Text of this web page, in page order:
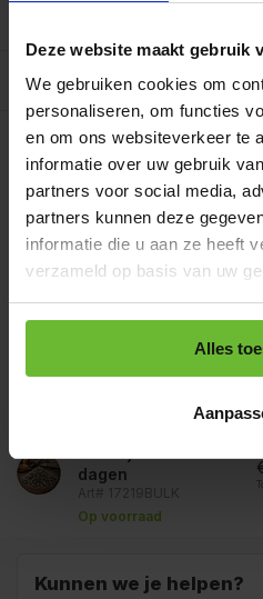
Deze website maakt gebruik
We gebruiken cookies om
personaliseren, om functies
en om ons websiteverkeer te
informatie over uw gebruik
partners voor social media,
partners kunnen deze
informatie die u aan ze heeft
verzameld op basis van uw
Alles
Allergenen/
Op werkdagen voor 15.00
verzonden.
Zakje 60 gram
Art# 17219S
Op voorraad
Strooibus 200 gram
Art# 17219Z
Op voorraad
dagen
Art# 17219BULK
Op voorraad
Kunnen we je helpen?